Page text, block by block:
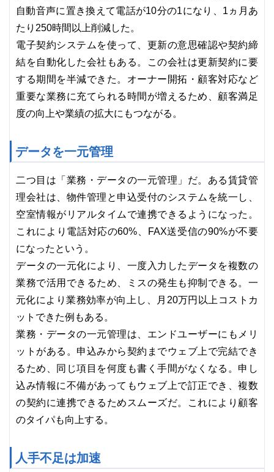
自動音声に置き換えて電話が10分の1になり、1ヵ月あ
たり250時間以上削減した。
電子契約システムを使って、更新の意思確認や契約締
結を自動化した会社もある。この会社は更新契約に要
する期間を半減できた。オーナー開拓・顧客対応など
重要な業務に充てられる時間が増えるため、顧客満足
度の向上や業績の拡大にもつながる。
データを一元管理
二つ目は「業務・データの一元管理」だ。ある賃貸管
理会社は、物件管理と申込受付のシステムを統一し、
空室情報がリアルタイムで連携できるようになった。
これにより電話対応の60%、FAX送受信の90%が不要
になったという。
データの一元化により、一度入力したデータを複数の
業務で活用できるため、ミスの発生も抑制できる。一
元化により業務効率が向上し、月20万円以上コストカ
ットできた例もある。
業務・データの一元管理は、エンドユーザーにもメリ
ットがある。申込みから契約までウェブ上で完結でき
るため、同じ項目を何度も書く手間がなくなる。申し
込み情報に不備があってもウェブ上で訂正でき、複数
の契約に連携できるためスムーズだ。これにより顧客
のタイパも向上する。
人手不足は加速